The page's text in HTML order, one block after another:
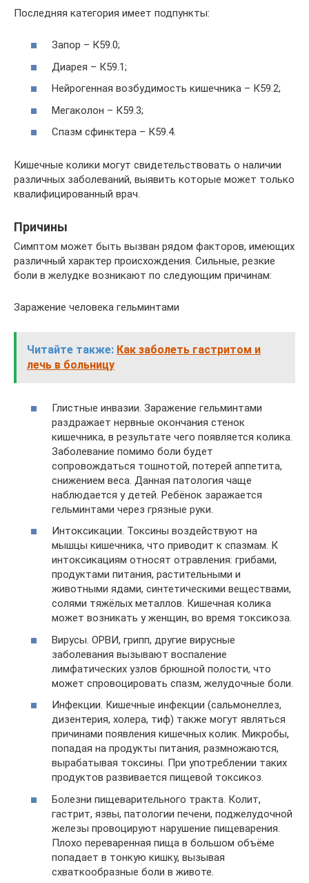
Последняя категория имеет подпункты:
Запор – К59.0;
Диарея – К59.1;
Нейрогенная возбудимость кишечника – К59.2;
Мегаколон – К59.3;
Спазм сфинктера – К59.4.
Кишечные колики могут свидетельствовать о наличии
различных заболеваний, выявить которые может только
квалифицированный врач.
Причины
Симптом может быть вызван рядом факторов, имеющих
различный характер происхождения. Сильные, резкие
боли в желудке возникают по следующим причинам:
Заражение человека гельминтами
Читайте также: Как заболеть гастритом и
лечь в больницу
Глистные инвазии. Заражение гельминтами
раздражает нервные окончания стенок
кишечника, в результате чего появляется колика.
Заболевание помимо боли будет
сопровождаться тошнотой, потерей аппетита,
снижением веса. Данная патология чаще
наблюдается у детей. Ребёнок заражается
гельминтами через грязные руки.
Интоксикации. Токсины воздействуют на
мышцы кишечника, что приводит к спазмам. К
интоксикациям относят отравления: грибами,
продуктами питания, растительными и
животными ядами, синтетическими веществами,
солями тяжёлых металлов. Кишечная колика
может возникать у женщин, во время токсикоза.
Вирусы. ОРВИ, грипп, другие вирусные
заболевания вызывают воспаление
лимфатических узлов брюшной полости, что
может спровоцировать спазм, желудочные боли.
Инфекции. Кишечные инфекции (сальмонеллез,
дизентерия, холера, тиф) также могут являться
причинами появления кишечных колик. Микробы,
попадая на продукты питания, размножаются,
вырабатывая токсины. При употреблении таких
продуктов развивается пищевой токсикоз.
Болезни пищеварительного тракта. Колит,
гастрит, язвы, патологии печени, поджелудочной
железы провоцируют нарушение пищеварения.
Плохо переваренная пища в большом объёме
попадает в тонкую кишку, вызывая
схваткообразные боли в животе.